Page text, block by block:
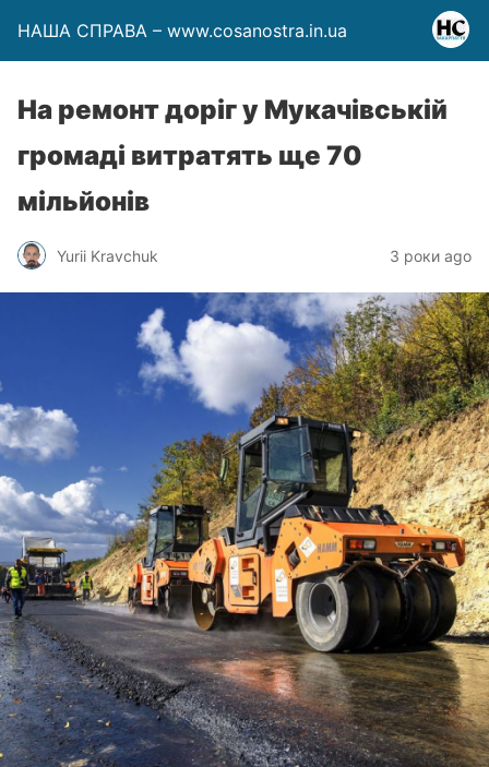
НАША СПРАВА – www.cosanostra.in.ua
На ремонт доріг у Мукачівській
громаді витратять ще 70
мільйонів
Yurii Kravchuk 3 роки ago